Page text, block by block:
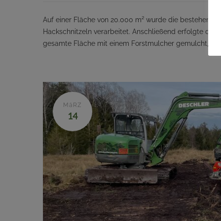
Auf einer Fläche von 20.000 m² wurde die
Hackschnitzeln verarbeitet. Anschließend erfolgte die
gesamte Fläche mit einem Forstmulcher gemulcht,
MäRZ
14